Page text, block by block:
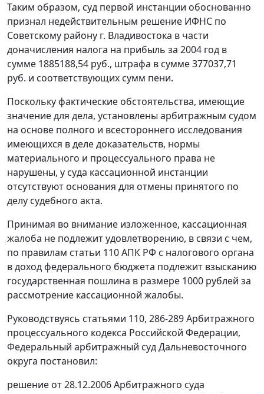
Таким образом, суд первой инстанции обоснованно
признал недействительным решение ИФНС по
Советскому району г. Владивостока в части
доначисления налога на прибыль за 2004 год в
сумме 1885188,54 руб., штрафа в сумме 377037,71
руб. и соответствующих сумм пени.
Поскольку фактические обстоятельства, имеющие
значение для дела, установлены арбитражным судом
на основе полного и всестороннего исследования
имеющихся в деле доказательств, нормы
материального и процессуального права не
нарушены, у суда кассационной инстанции
отсутствуют основания для отмены принятого по
делу судебного акта.
Принимая во внимание изложенное, кассационная
жалоба не подлежит удовлетворению, в связи с чем,
по правилам статьи 110АПК РФ с налогового органа
в доход федерального бюджета подлежит взысканию
государственная пошлина в размере 1000 рублей за
рассмотрение кассационной жалобы.
Руководствуясь статьями 110, 286-289Арбитражного
процессуального кодекса Российской Федерации,
Федеральный арбитражный суд Дальневосточного
округа постановил:
решение от 28.12.2006 Арбитражного суда